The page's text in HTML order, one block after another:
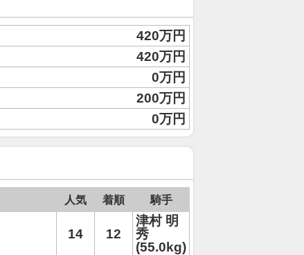
420万円
420万円
0万円
200万円
0万円
人気 着順 騎手
14 12
津村 明
秀
(55.0kg)